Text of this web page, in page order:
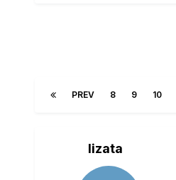
PREV 8 9 10
lizata